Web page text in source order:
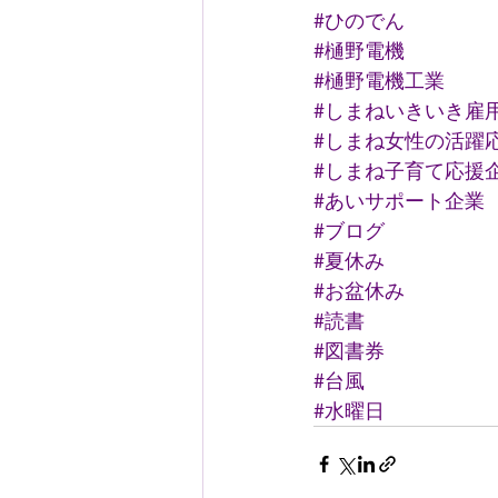
#ひのでん
#樋野電機
#樋野電機工業
#しまねいきいき雇
#しまね女性の活躍
#しまね子育て応援
#あいサポート企業
#ブログ
#夏休み
#お盆休み
#読書
#図書券
#台風
#水曜日